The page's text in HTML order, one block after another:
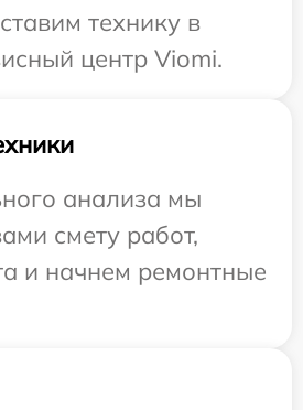
технику в
центр Viomi.
анализа мы
смету работ,
и начнем ремонтные